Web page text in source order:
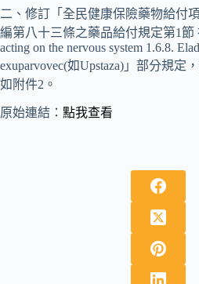
二、修訂「全民健康保險藥物給付
編第八十三條之藥品給付規定第1節
acting on the nervous system 1.6.8.
exuparvovec(如Upstaza)」部分規定
如附件2。
原始連結： 點我查看